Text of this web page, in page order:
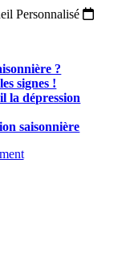
Personnalisé
?
signes !
la dépression
saisonnière